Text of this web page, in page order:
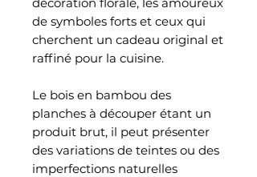
de symboles forts et ceux qui
cherchent un cadeau original et
raffiné pour la cuisine.
Le bois en bambou des
planches à découper étant un
produit brut, il peut présenter
des variations de teintes ou des
imperfections naturelles